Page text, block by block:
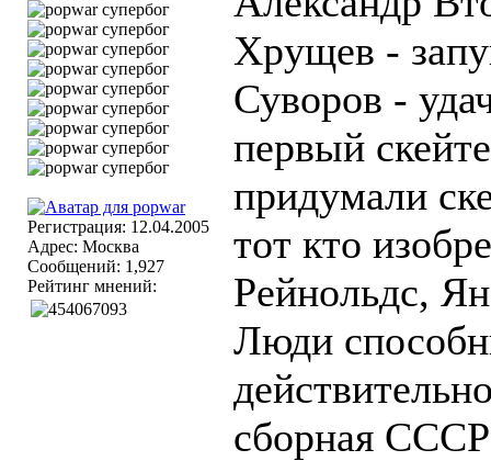
Регистрация: 12.04.2005
Адрес: Москва
Сообщений: 1,927
Рейтинг мнений:
Хрущев -
Суворов -
первый
придумали
тот кто
Рейнольдс,
Люди
сборная